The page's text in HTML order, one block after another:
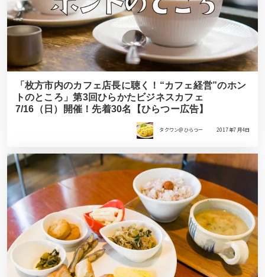
「枚方市内のカフェ店長に聴く！“カフェ経営”のホン
トのところ」第3回ひらかたビジネスカフェ
7/16（日）開催！先着30名【ひらつー広告】
タクワン＠ひらつー 2017年7月4日